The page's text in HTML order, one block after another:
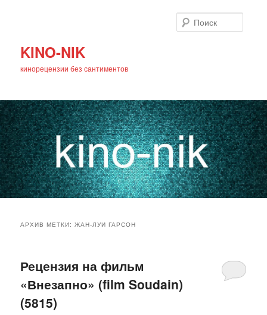
KINO-NIK
кинорецензии без сантиментов
основному
содержимому
дополнительному
содержимому
АРХИВ МЕТКИ:ЖАН-ЛУИ ГАРСОН
Рецензия на фильм
«Внезапно» (film Soudain)
(5815)